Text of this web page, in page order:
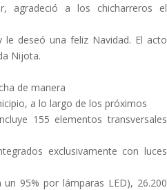
agradeció a los chicharreros el
deseó una feliz Navidad. El acto
Nijota.
de manera
a lo largo de los próximos
155 elementos transversales
exclusivamente con luces
95% por lámparas LED), 26.200